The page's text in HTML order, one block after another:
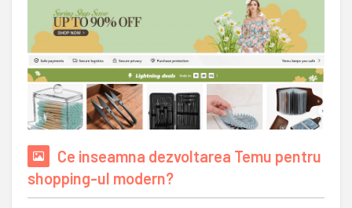
Ce inseamna dezvoltarea Temu pentru
shopping-ul modern?